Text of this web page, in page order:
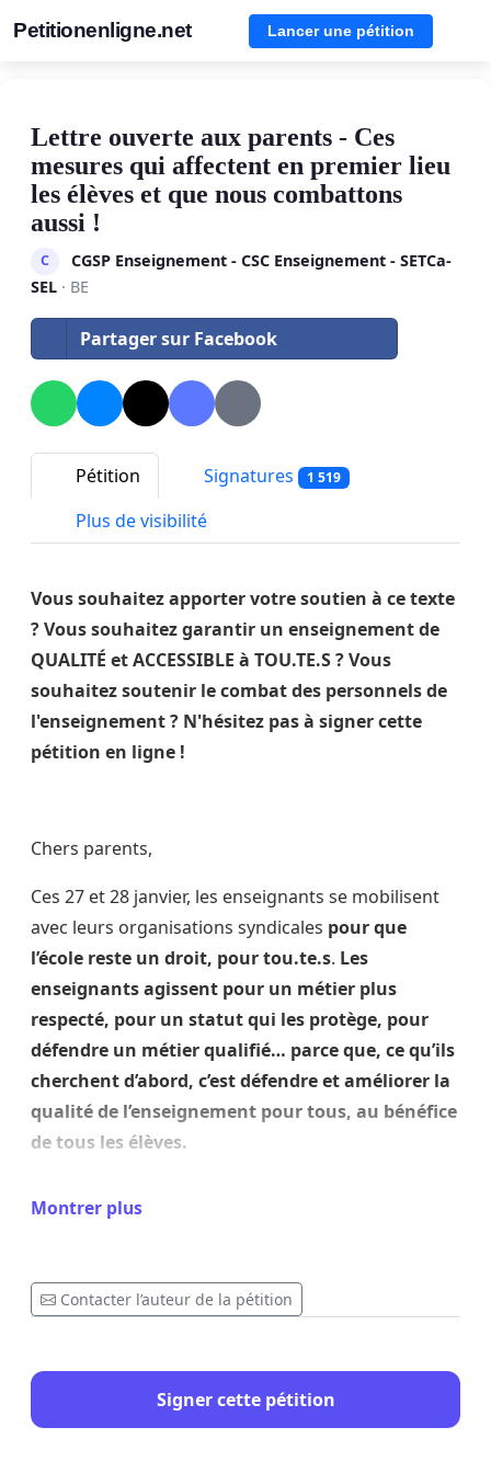
Petitionenligne.net Lancer une pétition
Lettre ouverte aux parents - Ces
mesures qui affectent en premier lieu
les élèves et que nous combattons
aussi !
C
CGSP Enseignement - CSC Enseignement - SETCa-
SEL · BE
Partager sur Facebook
Pétition Signatures 1 519
Plus de visibilité
Vous souhaitez apporter votre soutien à ce texte
? Vous souhaitez garantir un enseignement de
QUALITÉ et ACCESSIBLE à TOU.TE.S ? Vous
souhaitez soutenir le combat des personnels de
l'enseignement ? N'hésitez pas à signer cette
pétition en ligne !
Chers parents,
Ces 27 et 28 janvier, les enseignants se mobilisent
avec leurs organisations syndicales pour que
l’école reste un droit, pour tou.te.s. Les
enseignants agissent pour un métier plus
respecté, pour un statut qui les protège, pour
défendre un métier qualifié… parce que, ce qu’ils
cherchent d’abord, c’est défendre et améliorer la
qualité de l’enseignement pour tous, au bénéfice
de tous les élèves.
Ministre Glatigny mettent à mal une école de
concernent pas les enseignants en premier lieu
mais bien les élèves directement. Elles fragilisent
fondamental. Elles suppriment du soutien et de
l’accompagnement qui était prévu pour les élèves
les plus vulnérables. Elles rendent l’école plus chère
Montrer plus
Contacter l’auteur de la pétition
Signer cette pétition